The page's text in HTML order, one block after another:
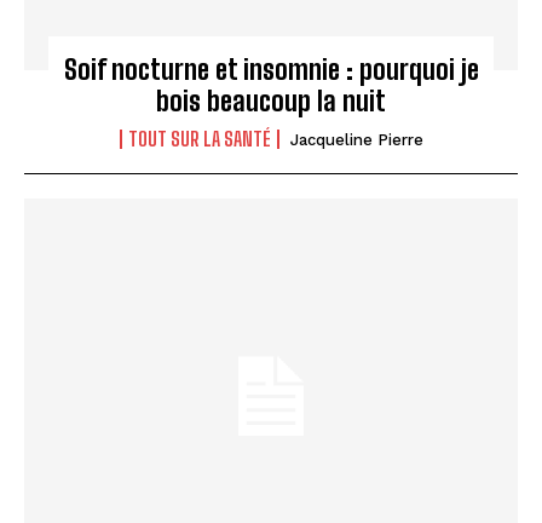
Soif nocturne et insomnie : pourquoi je
bois beaucoup la nuit
TOUT SUR LA SANTÉ Jacqueline Pierre